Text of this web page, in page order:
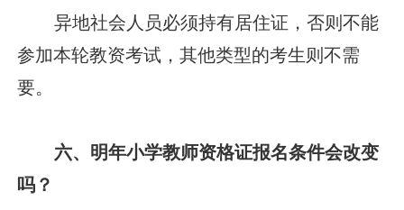
异地社会人员必须持有居住证，否则不能
参加本轮教资考试，其他类型的考生则不需
要。
六、明年小学教师资格证报名条件会改变
吗？